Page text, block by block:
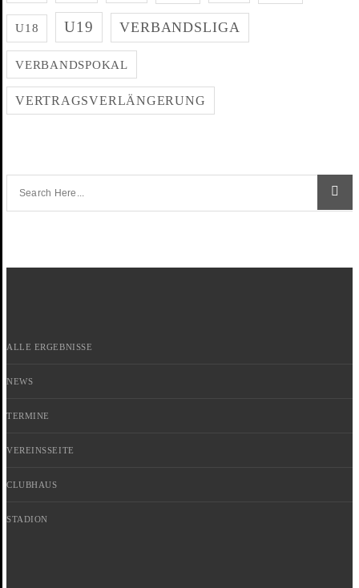
U18 U19 VERBANDSLIGA
VERBANDSPOKAL
VERTRAGSVERLÄNGERUNG
ALLE ERGEBNISSE
NEWS
TERMINE
VEREINSSEITE
CLUBHAUS
STADION